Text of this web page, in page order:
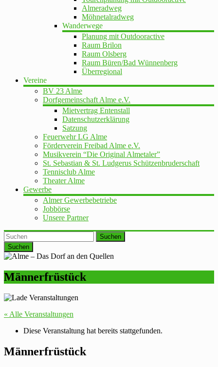
Almeradweg
Möhnetalradweg
Wanderwege
Planung mit Outdooractive
Raum Brilon
Raum Olsberg
Raum Büren/Bad Wünnenberg
Überregional
Vereine
BV 23 Alme
Dorfgemeinschaft Alme e.V.
Mietvertrag Entenstall
Datenschutzerklärung
Satzung
Feuerwehr LG Alme
Förderverein Freibad Alme e.V.
Musikverein “Die Original Almetaler”
St. Sebastian & St. Ludgerus Schützenbruderschaft
Tennisclub Alme
Theater Alme
Gewerbe
Almer Gewerbebetriebe
Jobbörse
Unsere Partner
Suchen
Männerfrüstück
« Alle Veranstaltungen
Diese Veranstaltung hat bereits stattgefunden.
Männerfrüstück